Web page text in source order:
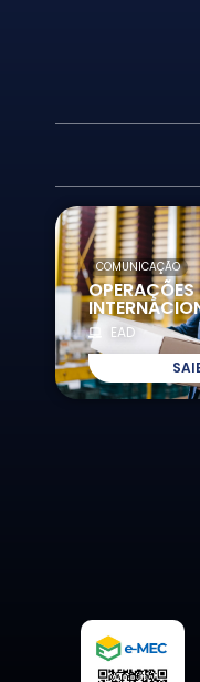
COMUNICAÇÃO
EAD